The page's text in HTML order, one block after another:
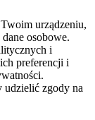
urządzeniu,
osobowe.
i
preferencji i
udzielić zgody na